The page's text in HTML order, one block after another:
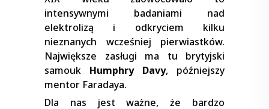
intensywnymi badaniami nad
elektrolizą i odkryciem kilku
nieznanych wcześniej pierwiastków.
Największe zasługi ma tu brytyjski
samouk Humphry Davy, późniejszy
mentor Faradaya.
Dla nas jest ważne, że bardzo